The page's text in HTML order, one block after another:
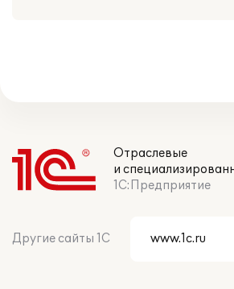
Отраслевые
и
1С:Предприятие
Другие сайты 1С